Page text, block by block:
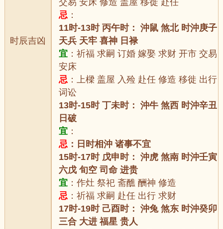
时辰吉凶
交易 安床 修造 盖屋 移徙 赴任
忌 ：
11时-13时 丙午时： 沖鼠 煞北 时沖庚子
天兵 天牢 喜神 日禄
宜 ：祈福 求嗣 订婚 嫁娶 求财 开市 交易
安床
忌 ：上樑 盖屋 入殓 赴任 修造 移徙 出行
词讼
13时-15时 丁未时： 沖牛 煞西 时沖辛丑
日破
宜 ：
忌 ：日时相沖 诸事不宜
15时-17时 戊申时： 沖虎 煞南 时沖壬寅
六戊 旬空 司命 进贵
宜 ：作灶 祭祀 斋醮 酬神 修造
忌 ：祈福 求嗣 赴任 出行 求财
17时-19时 己酉时： 沖兔 煞东 时沖癸卯
三合 大进 福星 贵人